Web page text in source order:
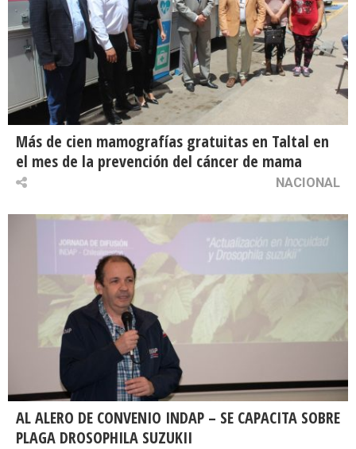
Más de cien mamografías gratuitas en Taltal en
el mes de la prevención del cáncer de mama
NACIONAL
AL ALERO DE CONVENIO INDAP – SE CAPACITA SOBRE
PLAGA DROSOPHILA SUZUKII